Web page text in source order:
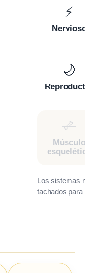
⚡
🌙
🦴
Músculo
Los sistemas
tachados para